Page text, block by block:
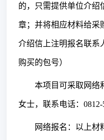
的，只需提供单位介绍
章；并将相应材料给采
介绍信上注明报名联系
购买的包号）
本项目可采取网络
女士，联系电话： 0812-
网络报名：以上材